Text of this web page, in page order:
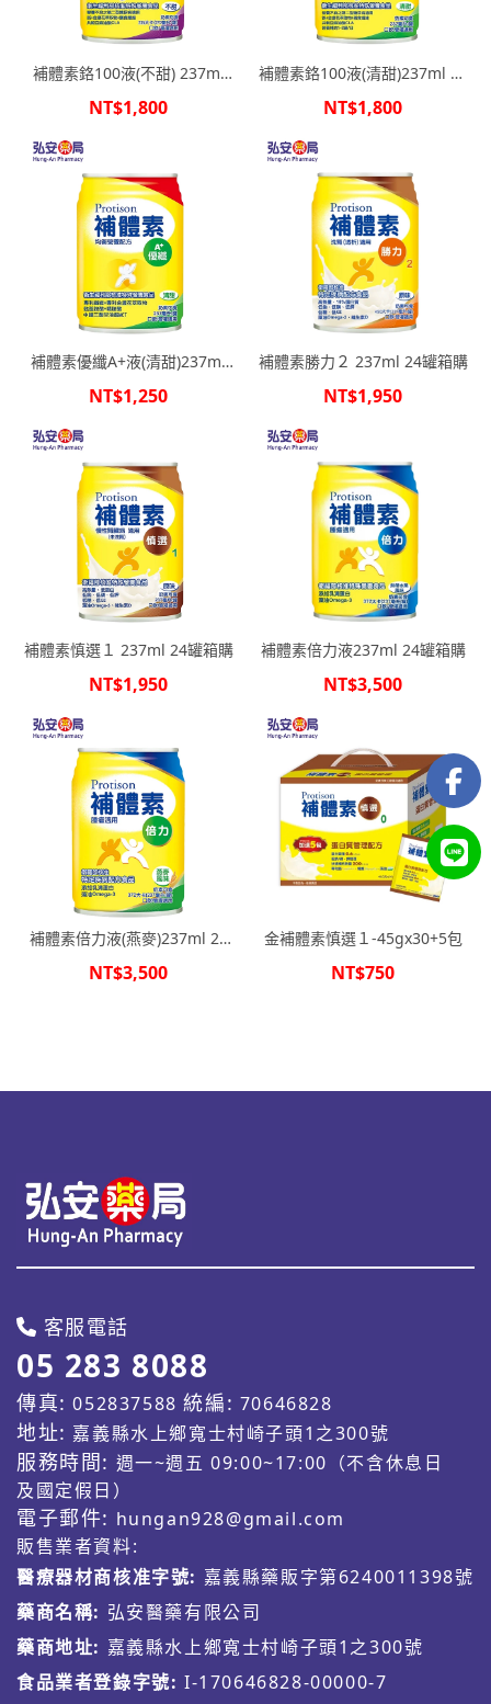
補體素鉻100液(不甜) 237ml
NT$1,800
補體素鉻100液(清甜)237ml 24
NT$1,800
補體素優纖A+液(清甜)237ml
NT$1,250
補體素勝力２ 237ml 24罐箱購
NT$1,950
補體素慎選１ 237ml 24罐箱購
NT$1,950
補體素倍力液237ml 24罐箱購
NT$3,500
補體素倍力液(燕麥)237ml 24
NT$3,500
金補體素慎選１-45gx30+5包
NT$750
客服電話
05 283 8088
傳真: 052837588統編: 70646828
地址: 嘉義縣水上鄉寬士村崎子頭1之300號
服務時間: 週一~週五 09:00~17:00（不含休息日
及國定假日）
電子郵件: hungan928@gmail.com
販售業者資料:
醫療器材商核准字號: 嘉義縣藥販字第6240011398號
藥商名稱: 弘安醫藥有限公司
藥商地址: 嘉義縣水上鄉寬士村崎子頭1之300號
食品業者登錄字號: I-170646828-00000-7